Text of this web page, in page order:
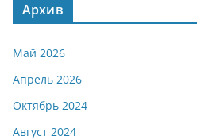
Архив
Май 2026
Апрель 2026
Октябрь 2024
Август 2024